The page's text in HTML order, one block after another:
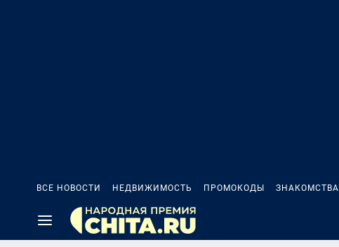
ВСЕ НОВОСТИ НЕДВИЖИМОСТЬ ПРОМОКОДЫ ЗНАКОМСТВА